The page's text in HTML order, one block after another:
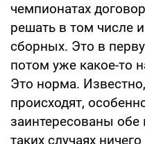
чемпионатах
решать в том числе
сборных. Это в
потом уже какое-то
Это норма.
происходят,
заинтересованы
таких случаях